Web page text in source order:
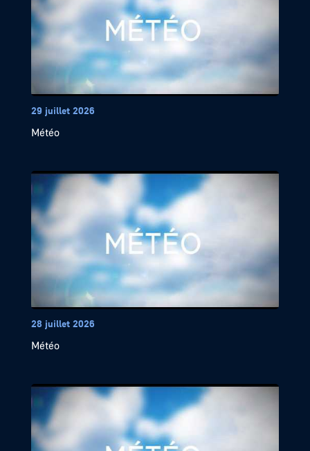
29 juillet 2026
Météo
28 juillet 2026
Météo